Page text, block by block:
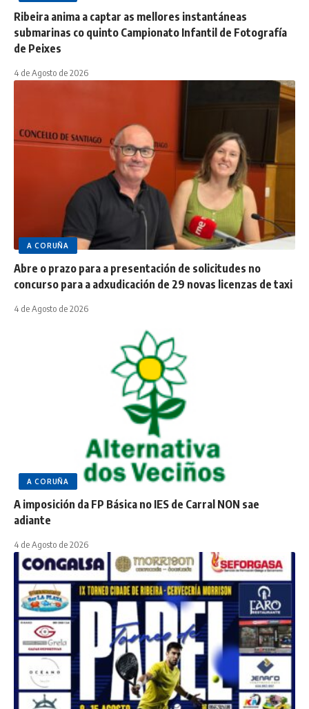
Ribeira anima a captar as mellores instantáneas
submarinas co quinto Campionato Infantil de Fotografía
de Peixes
4 de Agosto de 2026
A CORUÑA
Abre o prazo para a presentación de solicitudes no
concurso para a adxudicación de 29 novas licenzas de taxi
4 de Agosto de 2026
A CORUÑA
A imposición da FP Básica no IES de Carral NON sae
adiante
4 de Agosto de 2026